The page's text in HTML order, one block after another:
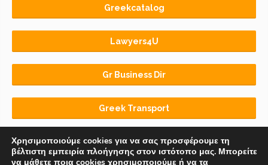
Greekcatalog
Lawyers4U
Gr Business Dir
Greek Transport
Χρησιμοποιούμε cookies για να σας προσφέρουμε τη
βέλτιστη εμπειρία πλοήγησης στον ιστότοπο μας. Μπορείτε
να μάθετε ποια cookies χρησιμοποιούμε ή να τα